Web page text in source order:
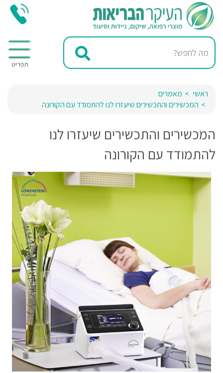
ראשי
מאמרים
המכשירים והתכשירים שיעזרו לנו להתמודד עם הקורונה
המכשירים והתכשירים שיעזרו לנו
להתמודד עם הקורונה